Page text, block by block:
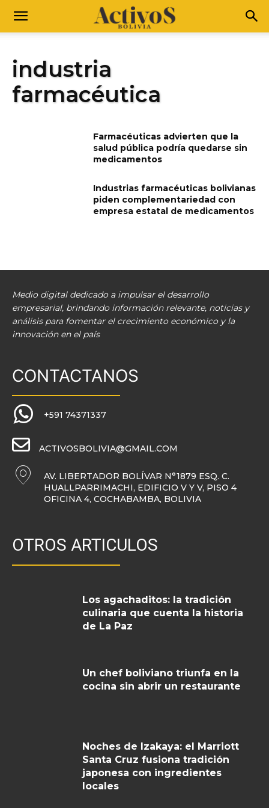
industria
farmacéutica
Farmacéuticas advierten que la
salud pública podría quedarse sin
medicamentos
Industrias farmacéuticas bolivianas
piden complementariedad con
empresa estatal de medicamentos
Medio digital dedicado a impulsar el desarrollo
empresarial, brindando información relevante, noticias y
análisis para fomentar el crecimiento económico y la
innovación en el país
CONTACTANOS
+591 74371337
ACTIVOSBOLIVIA@GMAIL.COM
AV. LIBERTADOR BOLÍVAR N°1879 ESQ. C.
HUALLPARRIMACHI, EDIFICIO V Y V, PISO 4
OFICINA 4, COCHABAMBA, BOLIVIA
OTROS ARTICULOS
Los agachaditos: la tradición
culinaria que cuenta la historia
de La Paz
Un chef boliviano triunfa en la
cocina sin abrir un restaurante
Noches de Izakaya: el Marriott
Santa Cruz fusiona tradición
japonesa con ingredientes
locales